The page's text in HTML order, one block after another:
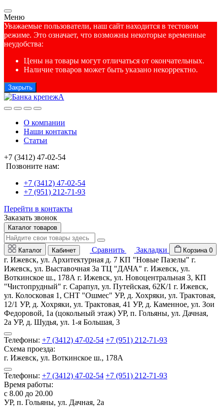
Меню
Уважаемые пользователи, наш сайт находится в тестовом
режиме. Это означает, что возможны некоторые временные
неудобства:
Цены на товары могут отличаться от окончательных.
Наличие товаров может быть указано некорректно.
Закрыть
О компании
Наши контакты
Статьи
+7 (3412) 47-02-54
Позвоните нам:
+7 (3412) 47-02-54
+7 (951) 212-71-93
Перейти в контакты
Заказать звонок
Каталог товаров
Каталог Кабинет Сравнить Закладки Корзина 0
г. Ижевск, ул. Архитектурная д. 7 КП "Новые Пазелы" г.
Ижевск, ул. Выставочная 3а ТЦ "ДАЧА" г. Ижевск, ул.
Воткинское ш., 178А г. Ижевск, ул. Новоцентральная 3, КП
"Чистопрудный" г. Сарапул, ул. Путейская, 62К/1 г. Ижевск,
ул. Колосковая 1, СНТ "Ошмес" УР, д. Хохряки, ул. Трактовая,
12/1 УР, д. Хохряки, ул. Трактовая, 41 УР, д. Каменное, ул. Зои
Федоровой, 1а (цокольный этаж) УР, п. Гольяны, ул. Дачная,
2а УР, д. Шудья, ул. 1-я Большая, 3
Телефоны: +7 (3412) 47-02-54 +7 (951) 212-71-93
Схема проезда:
г. Ижевск, ул. Воткинское ш., 178А
Телефоны: +7 (3412) 47-02-54 +7 (951) 212-71-93
Время работы:
с 8.00 до 20.00
УР, п. Гольяны, ул. Дачная, 2а